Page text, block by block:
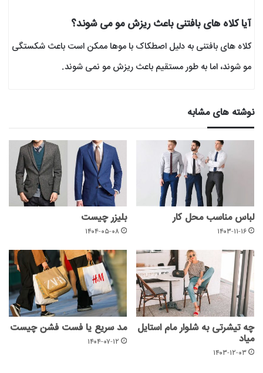
آیا کلاه های بافتنی باعث ریزش مو می شوند؟
کلاه های بافتنی به دلیل اصطکاک با موها ممکن است باعث شکستگی
مو شوند، اما به طور مستقیم باعث ریزش مو نمی شوند.
نوشته های مشابه
لباس مناسب محل کار
۱۴۰۳-۱۱-۱۶
بلیزر چیست
۱۴۰۴-۰۵-۰۸
چه تیشرتی به شلوار مام استایل
میاد
۱۴۰۳-۱۲-۰۳
مد سریع یا فست فشن چیست
۱۴۰۴-۰۷-۱۲